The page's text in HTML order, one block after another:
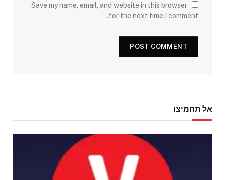
Save my name, email, and website in this browser
for the next time I comment.
אל תחמיצו